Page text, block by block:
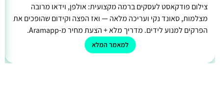
צילום פודקאסט לעסקים ברמה מקצועית: אולפן, וידאו מרובה
מצלמות, סאונד נקי ועריכה מלאה — ואז הפצה וקידום שהופכים את
הפרקים למנוע לידים. מדריך מלא + הצעת מחיר מ-Aramapp.
למאמר המלא